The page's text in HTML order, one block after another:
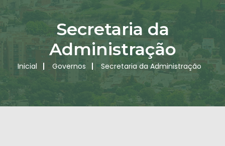
Secretaria da
Administração
Inicial Governos Secretaria da Administração